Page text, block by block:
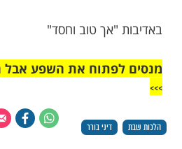
בשבת שום או בצל, רימון
או בסכין על מנת לאכול
מתוך אוכל, מאחר שדרך
על מנת להניחם לסעודה